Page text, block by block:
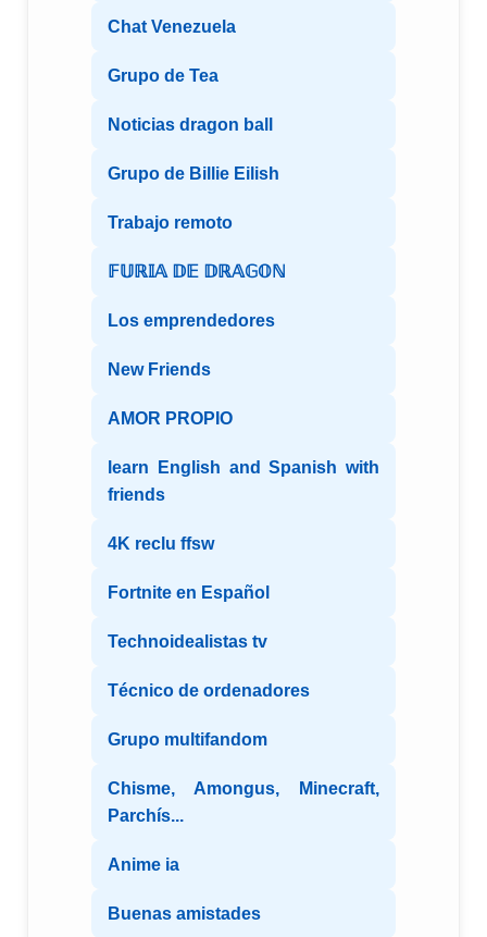
Chat Venezuela
Grupo de Tea
Noticias dragon ball
Grupo de Billie Eilish
Trabajo remoto
𝔽𝕌ℝ𝕀𝔸 𝔻𝔼 𝔻ℝ𝔸𝔾𝕆ℕ
Los emprendedores
New Friends
AMOR PROPIO
learn English and Spanish with
friends
4K reclu ffsw
Fortnite en Español
Technoidealistas tv
Técnico de ordenadores
Grupo multifandom
Chisme, Amongus, Minecraft,
Parchís...
Anime ia
Buenas amistades